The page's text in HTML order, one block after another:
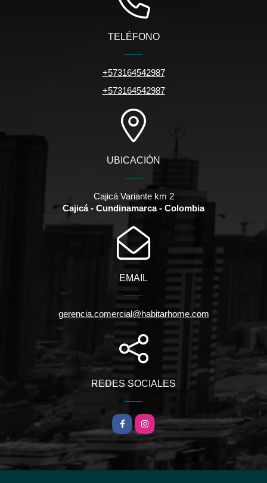
TELÉFONO
+573164542987
+573164542987
UBICACIÓN
Cajicá Variante km 2
Cajicá - Cundinamarca - Colombia
EMAIL
gerencia.comercial@habitarhome.com
REDES SOCIALES
FacebookInstagram